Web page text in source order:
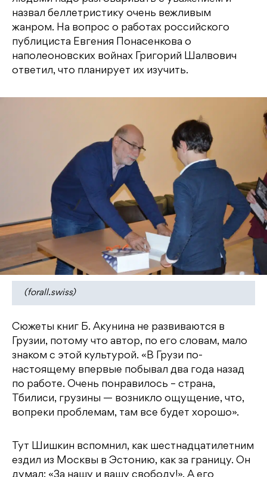
назвал беллетристику очень вежливым
жанром. На вопрос о работах российского
публициста Евгения Понасенкова о
наполеоновских войнах Григорий Шалвович
ответил, что планирует их изучить.
(forall.swiss)
Сюжеты книг Б. Акунина не развиваются в
Грузии, потому что автор, по его словам, мало
знаком с этой культурой. «В Грузи по-
настоящему впервые побывал два года назад
по работе. Очень понравилось – страна,
Тбилиси, грузины — возникло ощущение, что,
вопреки проблемам, там все будет хорошо».
Тут Шишкин вспомнил, как шестнадцатилетним
ездил из Москвы в Эстонию, как за границу. Он